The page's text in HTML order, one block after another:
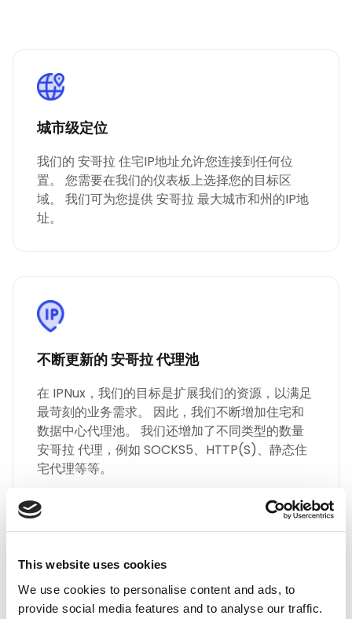
This website uses cookies
We use cookies to personalise content and ads, to
provide social media features and to analyse our traffic.
城市级定位
我们的 安哥拉 住宅IP地址允许您连接到任何位
置。 您需要在我们的仪表板上选择您的目标区
域。 我们可为您提供 安哥拉 最大城市和州的IP地
址。
不断更新的 安哥拉 代理池
在 IPNux，我们的目标是扩展我们的资源，以满足
最苛刻的业务需求。 因此，我们不断增加住宅和
数据中心代理池。 我们还增加了不同类型的数量
安哥拉 代理，例如 SOCKS5、HTTP(S)、静态住
宅代理等等。
最高品质